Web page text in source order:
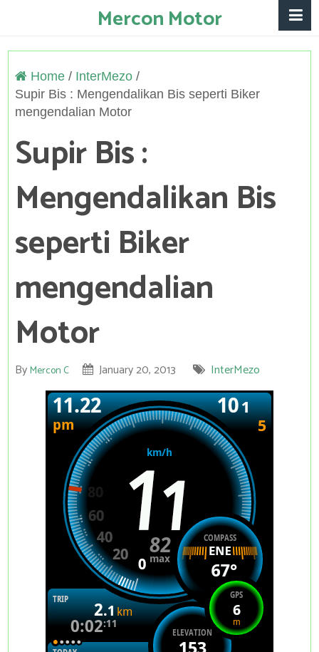
Mercon Motor
Home/ InterMezo/
Supir Bis : Mengendalikan Bis seperti Biker
mengendalian Motor
Supir Bis :
Mengendalikan Bis
seperti Biker
mengendalian
Motor
ByMercon C January 20, 2013 InterMezo